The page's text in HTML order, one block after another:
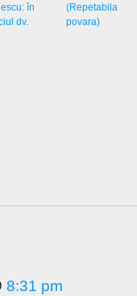
în
dv.
(Repetabila
povara)
8:31 pm